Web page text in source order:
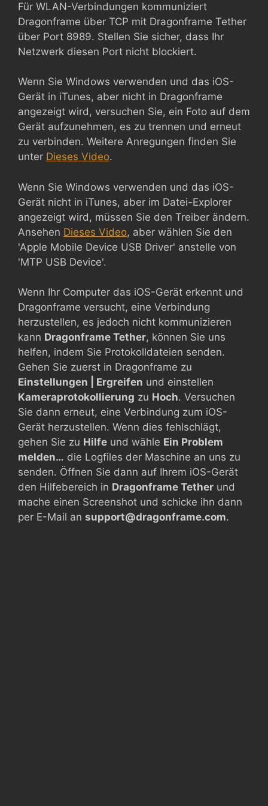
Für WLAN-Verbindungen kommuniziert
Dragonframe über TCP mit Dragonframe Tether
über Port 8989. Stellen Sie sicher, dass Ihr
Netzwerk diesen Port nicht blockiert.
Wenn Sie Windows verwenden und das iOS-
Gerät in iTunes, aber nicht in Dragonframe
angezeigt wird, versuchen Sie, ein Foto auf dem
Gerät aufzunehmen, es zu trennen und erneut
zu verbinden. Weitere Anregungen finden Sie
unter Dieses Video.
Wenn Sie Windows verwenden und das iOS-
Gerät nicht in iTunes, aber im Datei-Explorer
angezeigt wird, müssen Sie den Treiber ändern.
Ansehen Dieses Video, aber wählen Sie den
'Apple Mobile Device USB Driver' anstelle von
'MTP USB Device'.
Wenn Ihr Computer das iOS-Gerät erkennt und
Dragonframe versucht, eine Verbindung
herzustellen, es jedoch nicht kommunizieren
kann Dragonframe Tether, können Sie uns
helfen, indem Sie Protokolldateien senden.
Gehen Sie zuerst in Dragonframe zu
Einstellungen | Ergreifen und einstellen
Kameraprotokollierung zu Hoch. Versuchen
Sie dann erneut, eine Verbindung zum iOS-
Gerät herzustellen. Wenn dies fehlschlägt,
gehen Sie zu Hilfe und wähle Ein Problem
melden… die Logfiles der Maschine an uns zu
senden. Öffnen Sie dann auf Ihrem iOS-Gerät
den Hilfebereich in Dragonframe Tether und
mache einen Screenshot und schicke ihn dann
per E-Mail an support@dragonframe.com.